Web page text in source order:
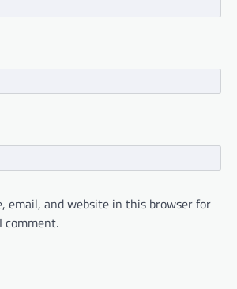
email, and website in this browser for